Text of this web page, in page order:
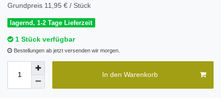
Grundpreis 11,95 € / Stück
lagernd, 1-2 Tage Lieferzeit
1 Stück verfügbar
Bestellungen ab jetzt versenden wir morgen.
In den Warenkorb